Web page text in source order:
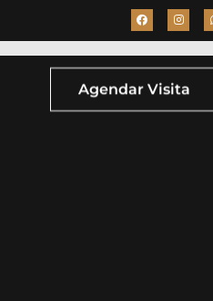
Agendar Visita